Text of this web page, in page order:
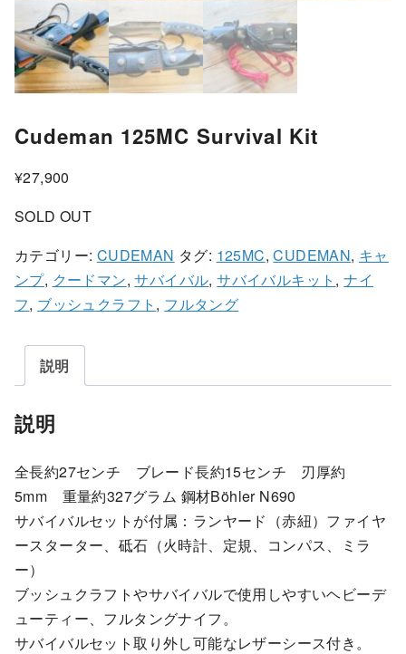
Cudeman 125MC Survival Kit
¥27,900
SOLD OUT
カテゴリー: CUDEMAN タグ: 125MC,CUDEMAN, キャ
ンプ, クードマン,サバイバル,サバイバルキット ,ナイ
フ, ブッシュクラフト , フルタング
説明
説明
全長約27センチ ブレード長約15センチ 刃厚約
5mm 重量約327グラム 鋼材Böhler N690
サバイバルセットが付属：ランヤード（赤紐）ファイヤ
ースターター、砥石（火時計、定規、コンパス、ミラ
ー）
ブッシュクラフトやサバイバルで使用しやすいヘビーデ
ューティー、フルタングナイフ。
サバイバルセット取り外し可能なレザーシース付き。